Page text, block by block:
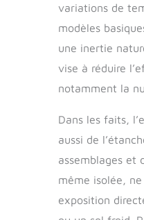
variations de
modèles
une inertie
vise à réduire
notamment la
Dans les faits,
aussi de
assemblages et
même isolée,
exposition